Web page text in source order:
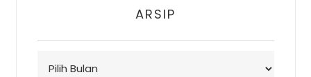
ARSIP